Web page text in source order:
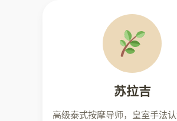
苏拉吉
高级泰式按摩导师，皇室手法